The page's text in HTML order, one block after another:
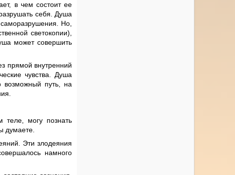
в чем состоит ее
себя. Душа
Но,
светокопии),
может совершить
прямой внутренний
чувства. Душа
возможный путь, на
теле, могу познать
думаете.
Эти злодеяния
намного